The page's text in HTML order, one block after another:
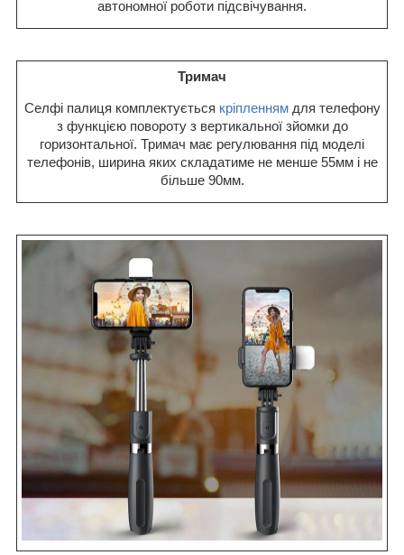
автономної роботи підсвічування.
Тримач
Селфі палиця комплектується кріпленнямдля телефону
з функцією повороту з вертикальної зйомки до
горизонтальної. Тримач має регулювання під моделі
телефонів, ширина яких складатиме не менше 55мм і не
більше 90мм.